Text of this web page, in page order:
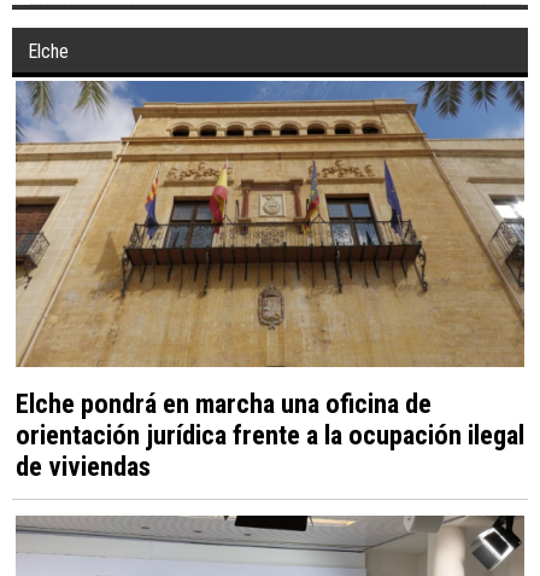
Elche
Elche pondrá en marcha una oficina de
orientación jurídica frente a la ocupación ilegal
de viviendas